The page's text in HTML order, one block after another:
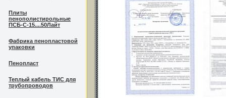
Плиты
пенополистирольные
ПСБ-С-15....50Лайт
Фабрика пенопластовой
упаковки
Пенопласт
Теплый кабель ТИС для
трубопроводов